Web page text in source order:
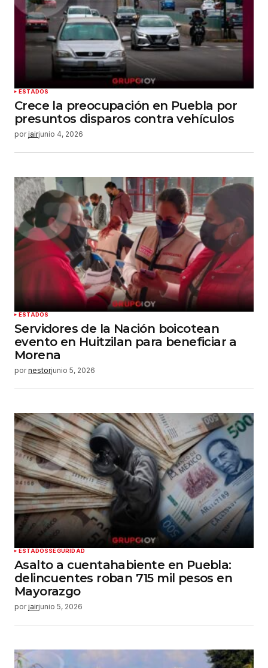
ESTADOS
Crece la preocupación en Puebla por
presuntos disparos contra vehículos
por jairjunio 4, 2026
ESTADOS
Servidores de la Nación boicotean
evento en Huitzilan para beneficiar a
Morena
por nestorjunio 5, 2026
ESTADOSSEGURIDAD
Asalto a cuentahabiente en Puebla:
delincuentes roban 715 mil pesos en
Mayorazgo
por jairjunio 5, 2026